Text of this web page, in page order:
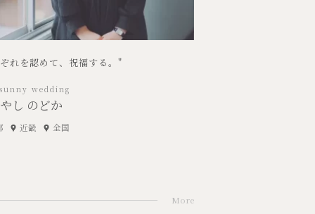
れを認めて、祝福する。"
wedding
し のどか
近畿 全国
More